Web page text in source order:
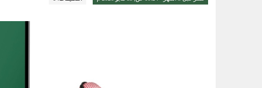
خبيرة تغذية: قشرة الكيوي كنز صحي لا يجب